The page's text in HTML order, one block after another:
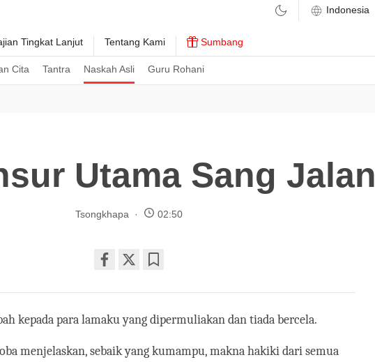
Cita Tantra Naskah Asli Guru Rohani
Tingkat Lanjut Tentang Kami Sumbang
Utama Sang Jalan
Tsongkhapa 02:50
on
facebook
kepada para lamaku yang dipermuliakan dan tiada bercela.
menjelaskan, sebaik yang kumampu, makna hakiki dari semua